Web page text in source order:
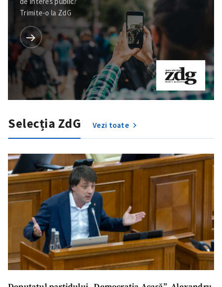
Trimite o informație
Despre ZdG
Trimite-o la ZdG
Selecția ZdG Vezi toate